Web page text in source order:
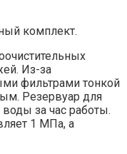
комплект.
Из-за
фильтрами тонкой
Резервуар для
за час работы.
1 МПа, а